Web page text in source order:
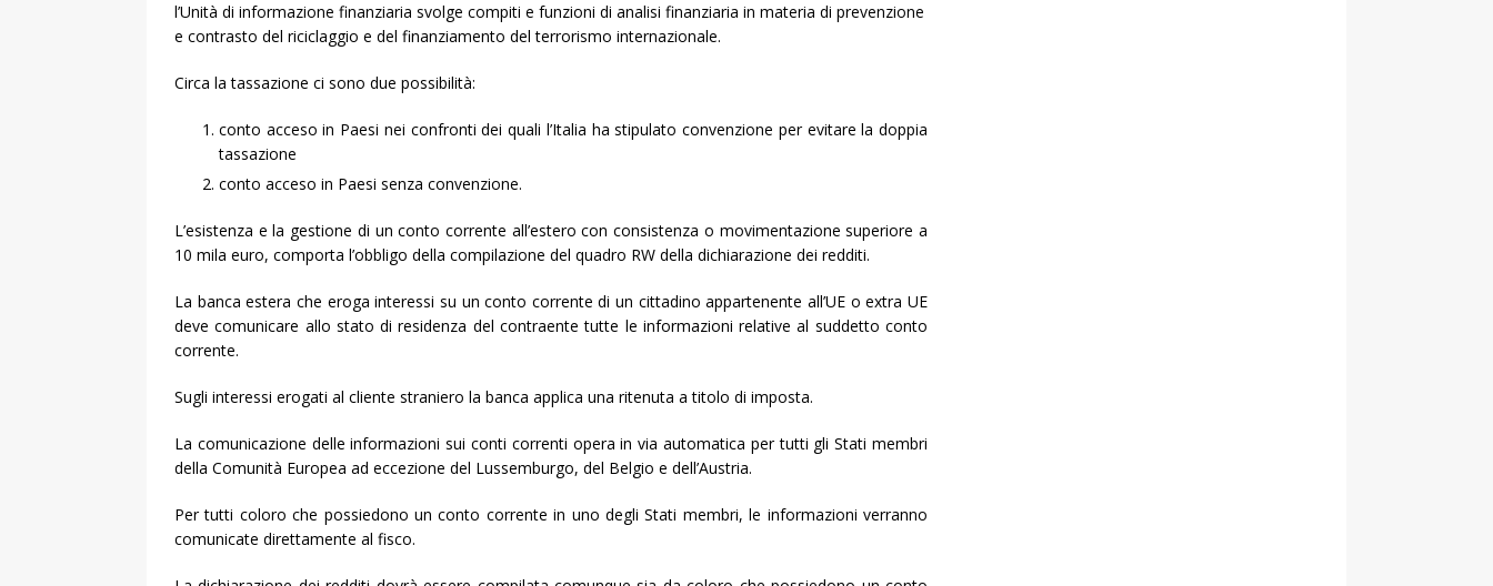
l’Unità di informazione finanziaria svolge compiti e funzioni di analisi finanziaria in materia di prevenzione
e contrasto del riciclaggio e del finanziamento del terrorismo internazionale.
Circa la tassazione ci sono due possibilità:
conto acceso in Paesi nei confronti dei quali l’Italia ha stipulato convenzione per evitare la doppia
tassazione
conto acceso in Paesi senza convenzione.
L’esistenza e la gestione di un conto corrente all’estero con consistenza o movimentazione superiore a
10 mila euro, comporta l’obbligo della compilazione del quadro RW della dichiarazione dei redditi.
La banca estera che eroga interessi su un conto corrente di un cittadino appartenente all’UE o extra UE
deve comunicare allo stato di residenza del contraente tutte le informazioni relative al suddetto conto
corrente.
Sugli interessi erogati al cliente straniero la banca applica una ritenuta a titolo di imposta.
La comunicazione delle informazioni sui conti correnti opera in via automatica per tutti gli Stati membri
della Comunità Europea ad eccezione del Lussemburgo, del Belgio e dell’Austria.
Per tutti coloro che possiedono un conto corrente in uno degli Stati membri, le informazioni verranno
comunicate direttamente al fisco.